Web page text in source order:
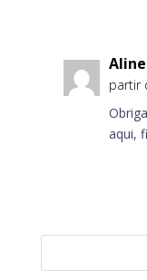
partir
aqui,